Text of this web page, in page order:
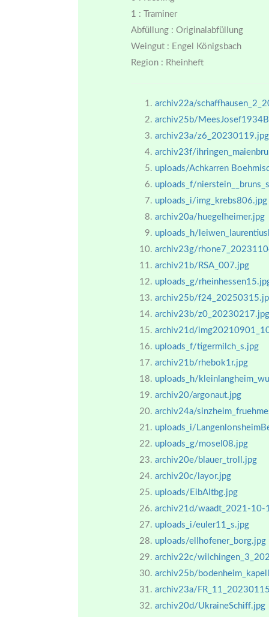
1 : Traminer
Abfüllung : Originalabfüllung
Weingut : Engel Königsbach
Region : Rheinheft
archiv22a/
archiv25b/
archiv23a/z6_20230119.jpg
archiv23f/
uploads/Achkarren
uploads_f/
uploads_i/img_krebs806.jpg
archiv20a/huegelheimer.jpg
uploads_h/
archiv23g/
archiv21b/RSA_007.jpg
uploads_g/
archiv25b/
archiv23b/z0_20230217.jpg
archiv21d/
uploads_f/tigermilch_s.jpg
archiv21b/rhebok1r.jpg
uploads_h/
archiv20/argonaut.jpg
archiv24a/
uploads_i/
uploads_g/mosel08.jpg
archiv20e/blauer_troll.jpg
archiv20c/layor.jpg
uploads/EibAltbg.jpg
archiv21d/waadt_2021-10-
uploads_i/euler11_s.jpg
uploads/ellhofener_borg.jpg
archiv22c/
archiv25b/
archiv23a/
archiv20d/UkraineSchiff.jpg